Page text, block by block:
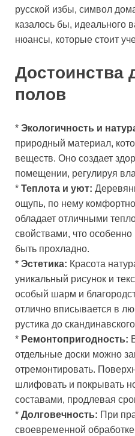
русской избы, символ
казалось бы, идеального
нюансы, которые стоит
Достоинства
полов
* Экологичность и
природный материал,
веществ. Оно создает
помещении, регулируя
* Теплота и уют:
ощупь, по нему
обладает отличными
свойствами, что
быть прохладно.
* Эстетика: Красота
уникальный рисунок и
особый шарм и
отлично вписывается в
рустика до
* Ремонтопригодность:
отдельные доски можно
отремонтировать.
шлифовать и покрывать
составами, продлевая
* Долговечность: При
своевременной